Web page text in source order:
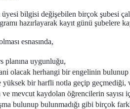
bilgisi değişebilen birçok şubesi
hazırlayarak kayıt günü şubelere
esnasında,
planına uygunluğu,
olacak herhangi bir engelinin
yüksek bir harfli notla geçip geçmediği,
ve mevcut kaydolan öğrencilerin
bulunup bulunmadığı gibi birçok